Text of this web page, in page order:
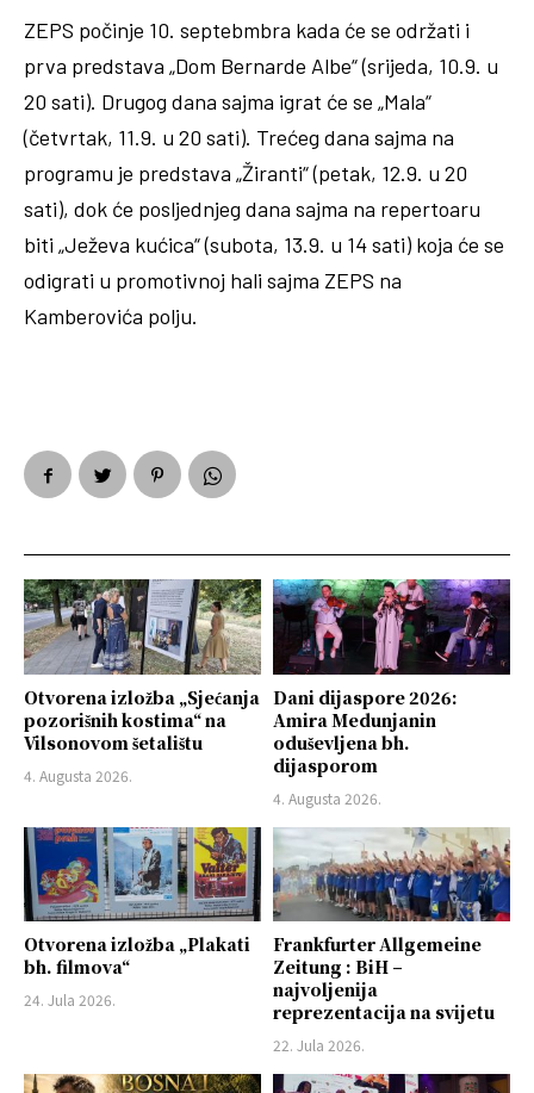
ZEPS počinje 10. septebmbra kada će se održati i
prva predstava „Dom Bernarde Albe“ (srijeda, 10.9. u
20 sati). Drugog dana sajma igrat će se „Mala“
(četvrtak, 11.9. u 20 sati). Trećeg dana sajma na
programu je predstava „Žiranti“ (petak, 12.9. u 20
sati), dok će posljednjeg dana sajma na repertoaru
biti „Ježeva kućica“ (subota, 13.9. u 14 sati) koja će se
odigrati u promotivnoj hali sajma ZEPS na
Kamberovića polju.
Otvorena izložba „Sjećanja
pozorišnih kostima“ na
Vilsonovom šetalištu
4. Augusta 2026.
Dani dijaspore 2026:
Amira Medunjanin
oduševljena bh.
dijasporom
4. Augusta 2026.
Otvorena izložba „Plakati
bh. filmova“
24. Jula 2026.
Frankfurter Allgemeine
Zeitung : BiH –
najvoljenija
reprezentacija na svijetu
22. Jula 2026.